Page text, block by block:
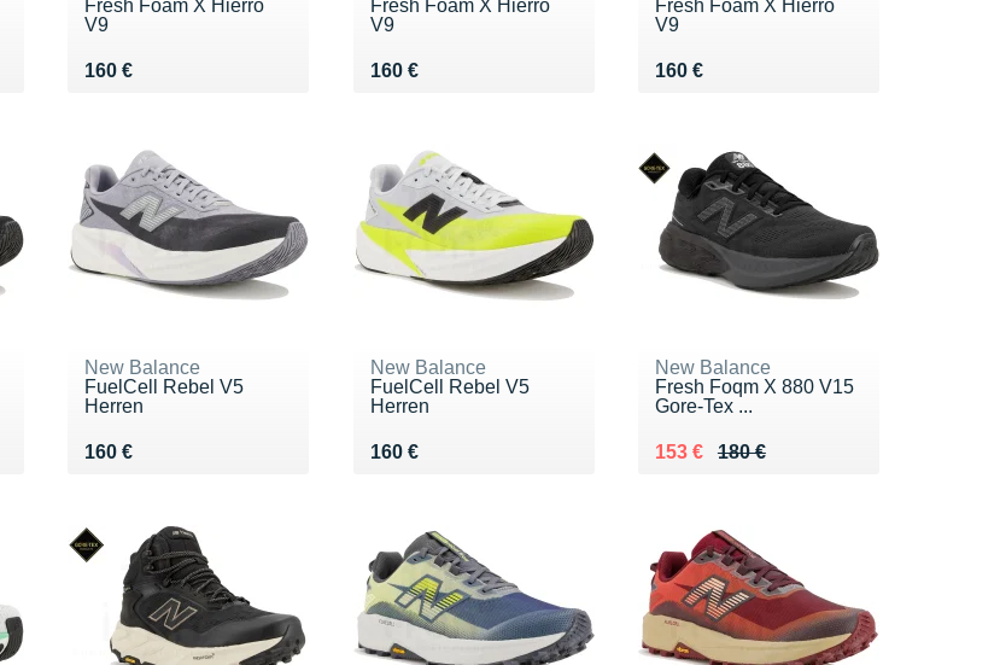
Fresh Foam X Hierro
V9
160 €
Vendu 160 €
Fresh Foam X Hierro
V9
160 €
Vendu 160 €
Fresh Foam X Hierro
V9
160 €
Vendu 160 €
New Balance
FuelCell Rebel V5
Herren
160 €
Vendu 160 €
New Balance
FuelCell Rebel V5
Herren
160 €
Vendu 160 €
New Balance
Fresh Foqm X 880 V15
Gore-Tex ...
180 €
Au lieu de 180 €
153 €
Vendu 153 €